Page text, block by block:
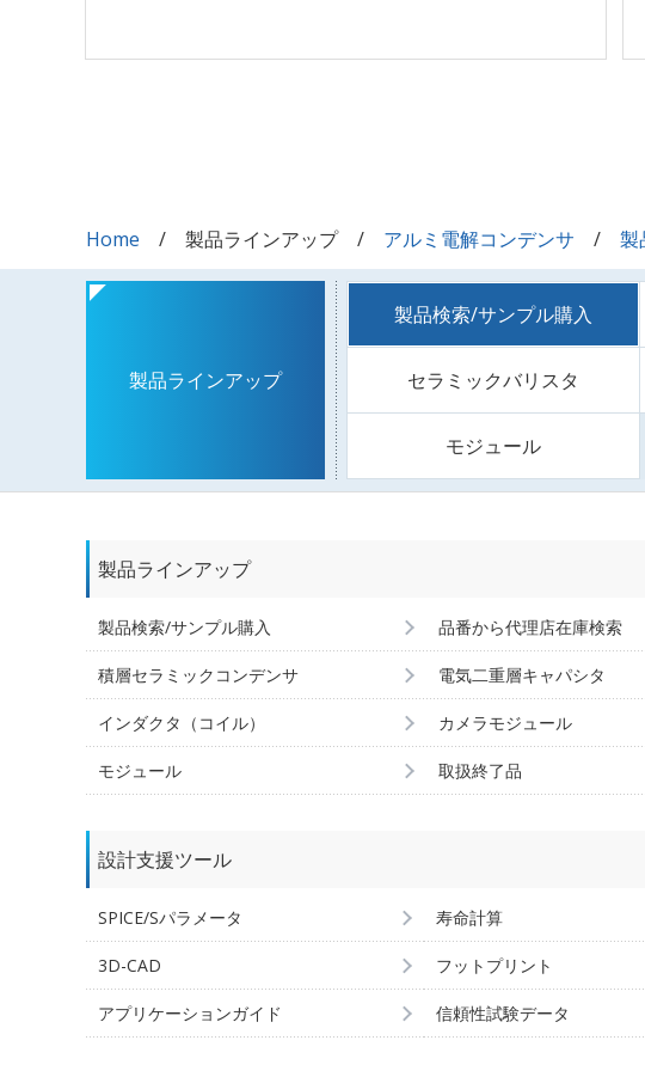
Home 製品ラインアップ アルミ電解コンデンサ 製
製品ラインアップ
製品検索/サンプル購入
セラミックバリスタ
モジュール
製品ラインアップ
製品検索/サンプル購入 品番から代理店在庫検索
積層セラミックコンデンサ 電気二重層キャパシタ
インダクタ（コイル） カメラモジュール
モジュール 取扱終了品
設計支援ツール
SPICE/Sパラメータ 寿命計算
3D-CAD フットプリント
アプリケーションガイド 信頼性試験データ